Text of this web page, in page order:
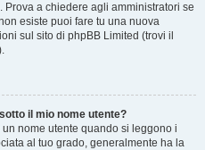
a chiedere agli amministratori se
esiste puoi fare tu una nuova
sul sito di phpBB Limited (trovi il
il mio nome utente?
nome utente quando si leggono i
al tuo grado, generalmente ha la